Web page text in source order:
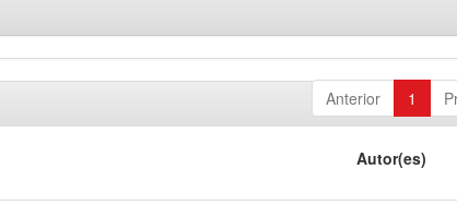
Anterior 1
Autor(es)